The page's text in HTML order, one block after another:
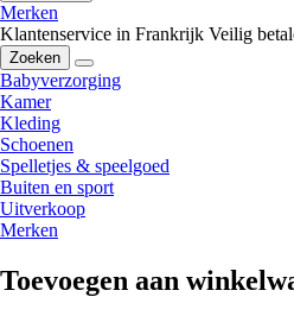
Merken
Klantenservice in Frankrijk Veilig
Zoeken
Babyverzorging
Kamer
Kleding
Schoenen
Spelletjes & speelgoed
Buiten en sport
Uitverkoop
Merken
Toevoegen aan